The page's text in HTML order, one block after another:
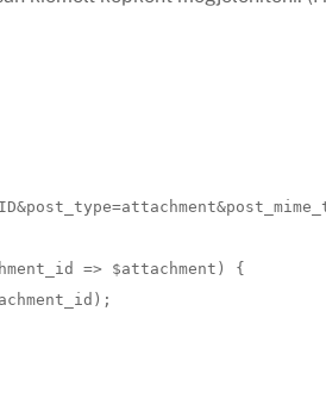
=> $attachment) {